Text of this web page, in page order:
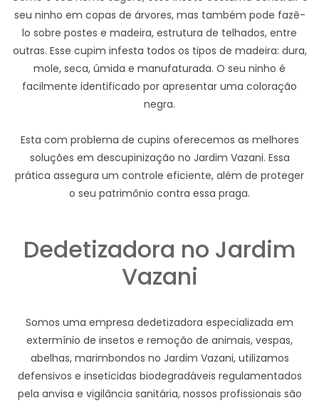
seu ninho em copas de árvores, mas também pode fazê-
lo sobre postes e madeira, estrutura de telhados, entre
outras. Esse cupim infesta todos os tipos de madeira: dura,
mole, seca, úmida e manufaturada. O seu ninho é
facilmente identificado por apresentar uma coloração
negra.
Esta com problema de cupins oferecemos as melhores
soluções em descupinização no Jardim Vazani. Essa
prática assegura um controle eficiente, além de proteger
o seu patrimônio contra essa praga.
Dedetizadora no Jardim
Vazani
Somos uma empresa dedetizadora especializada em
extermínio de insetos e remoção de animais, vespas,
abelhas, marimbondos no Jardim Vazani, utilizamos
defensivos e inseticidas biodegradáveis regulamentados
pela anvisa e vigilância sanitária, nossos profissionais são